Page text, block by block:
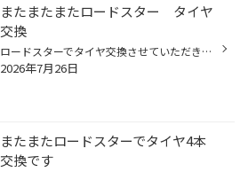
またまたまたロードスター タイヤ
交換
ロードスターでタイヤ交換させていただきました！ タイヤはポテンザ アドレナリン RE005 サイズ 195/50R16 タイヤはご指定いただきまして誠にありがとうございます お車のお色味ダーク系で純正ホイールもブラックなので 足元締まってタイヤすらも素敵なデザインの一部に見えてきます また何かお困り...
2026年7月26日
またまたロードスターでタイヤ4本
交換です